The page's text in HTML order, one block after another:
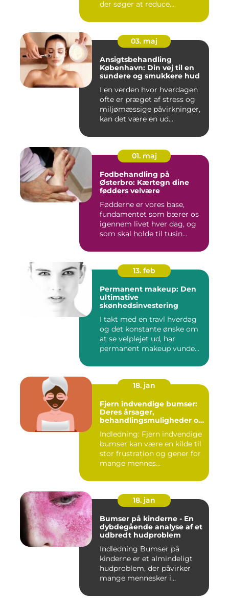
der søger at reduce...
03. maj
Ansigtsbehandling
København: Din vej til en
sundere og smukkere hud
I en verden hvor hverdagen
ofte er præget af stress og
miljømæssige påvirkninger,
kan det være en ud...
01. maj
Fodbehandling på
Østerbro: Kærtegn dine
fødders velvære
Fødderne er vores base,
fundamentet som bærer os
igennem livet hver dag, og
som skal holde til tusin...
13. feb
Permanent makeup: Den
ultimative
skønhedsinvestering
I takt med en travl hverdag
og det konstante ønske om
at se velplejet ud, har
permanent makeup vunde...
18. jan
Fjern indvendige bumser:
Deres årsager,
behandlingsmuligheder og
Indledning: Fjern indvendige
bumser kan være en kilde til
stor frustration og gener for
mange mennes...
18. jan
Bumser på kinderne - En
dybdegående analyse af et
udbredt hudproblem
Indledning Bumser på
kinderne er et almindeligt
hudproblem, der påvirker
mange mennesker i